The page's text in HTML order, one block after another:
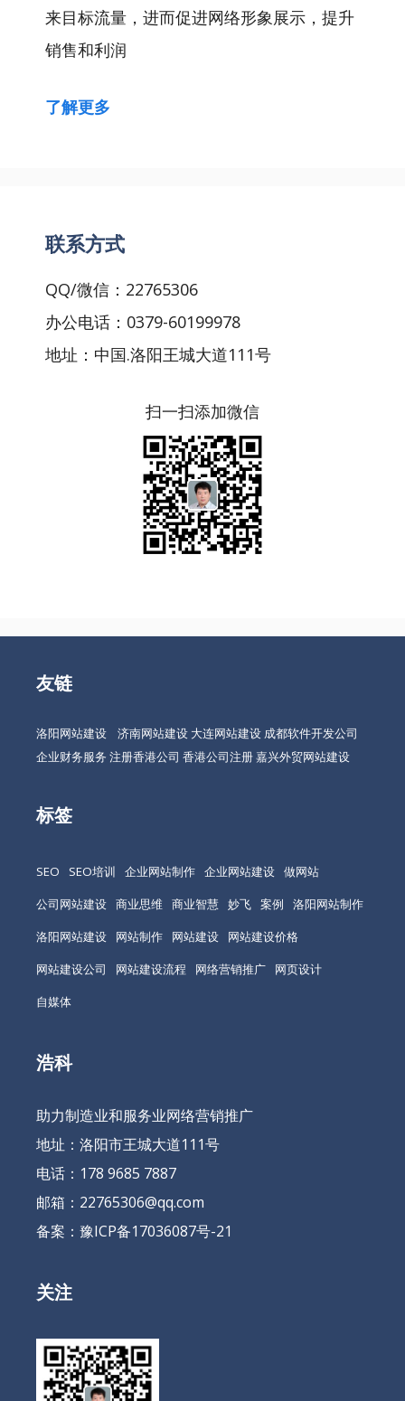
来目标流量，进而促进网络形象展示，提升
销售和利润
了解更多
联系方式
QQ/微信：22765306
办公电话：0379-60199978
地址：中国.洛阳王城大道111号
扫一扫添加微信
友链
洛阳网站建设 济南网站建设 大连网站建设 成都软件开发公司
企业财务服务 注册香港公司 香港公司注册嘉兴外贸网站建设
标签
SEO SEO培训 企业网站制作 企业网站建设 做网站
公司网站建设 商业思维 商业智慧 妙飞 案例
洛阳网站制作
洛阳网站建设
网站制作 网站建设
网站建设价格
网站建设公司
网站建设流程 网络营销推广
网页设计
自媒体
浩科
助力制造业和服务业网络营销推广
地址：洛阳市王城大道111号
电话：178 9685 7887
邮箱：22765306@qq.com
备案： 豫ICP备17036087号-21
关注